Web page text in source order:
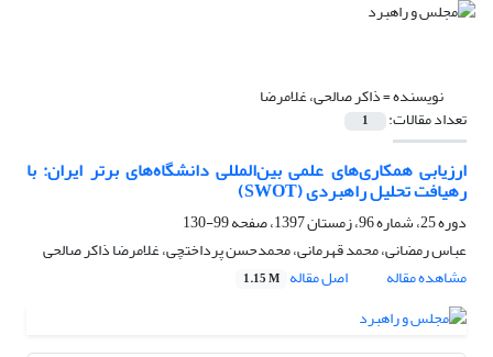
نویسنده =ذاکر صالحی، غلامرضا
تعداد مقالات: 1
ارزیابی همکاری‌های علمی بین‌المللی دانشگاه‌های برتر ایران: با
رهیافت تحلیل راهبردی (SWOT)
دوره 25، شماره 96، زمستان 1397، صفحه
99-130
عباس رمضانی، محمد قهرمانی، محمدحسن پرداختچی، غلامرضا ذاکر صالحی
مشاهده مقاله
اصل مقاله 1.15 M